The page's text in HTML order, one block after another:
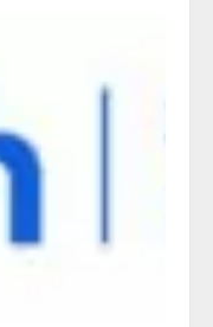
続機能を強化
作できる機能を
導入・活用に関
織として導入で